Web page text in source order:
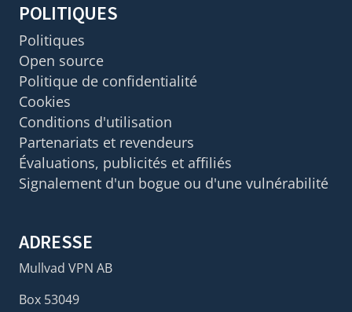
POLITIQUES
Politiques
Open source
Politique de confidentialité
Cookies
Conditions d'utilisation
Partenariats et revendeurs
Évaluations, publicités et affiliés
Signalement d'un bogue ou d'une vulnérabilité
ADRESSE
Mullvad VPN AB
Box 53049